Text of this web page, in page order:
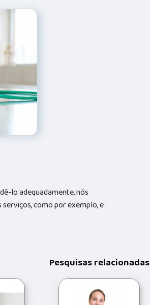
lo adequadamente, nós
como por exemplo, e .
Pesquisas relacionadas